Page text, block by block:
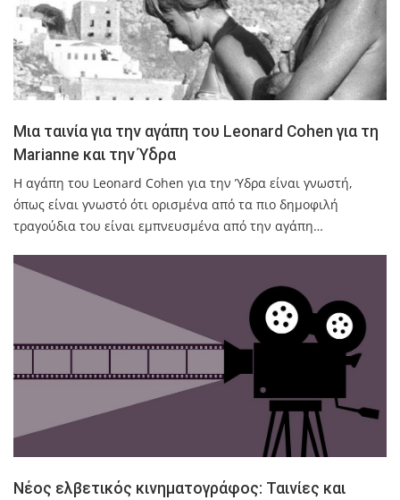
Μια ταινία για την αγάπη του Leonard Cohen για τη
Marianne και την Ύδρα
Η αγάπη του Leonard Cohen για την Ύδρα είναι γνωστή,
όπως είναι γνωστό ότι ορισμένα από τα πιο δημοφιλή
τραγούδια του είναι εμπνευσμένα από την αγάπη…
Νέος ελβετικός κινηματογράφος: Ταινίες και